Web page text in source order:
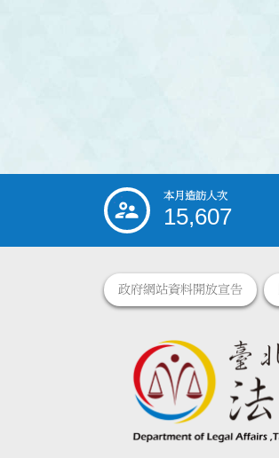
::: 本月造訪人次
15,607
政府網站資料開放宣告